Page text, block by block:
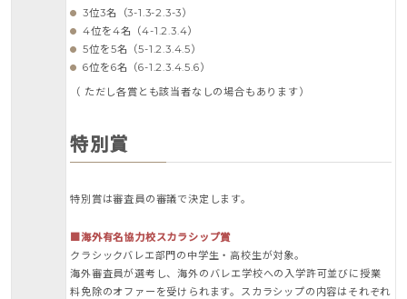
3位3名（3-1.3-2.3-3）
4位を4名（4-1.2.3.4）
5位を5名（5-1.2.3.4.5）
6位を6名（6-1.2.3.4.5.6）
（ ただし各賞とも該当者なしの場合もあります）
特別賞
特別賞は審査員の審議で決定します。
■海外有名協力校スカラシップ賞
クラシックバレエ部門の中学生・高校生が対象。
海外審査員が選考し、海外のバレエ学校への入学許可並びに授業
料免除のオファーを受けられます。スカラシップの内容はそれぞれ